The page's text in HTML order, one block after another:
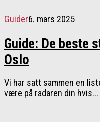
Guider6. mars 2025
Guide: De beste
Oslo
Vi har satt sammen en
være på radaren din hvis...